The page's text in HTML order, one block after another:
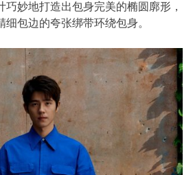
妙地打造出包身完美的椭圆廓形，
细包边的夸张绑带环绕包身。